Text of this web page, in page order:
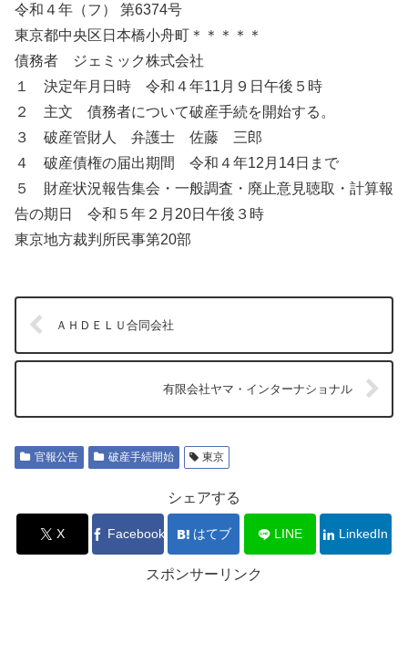
令和４年（フ） 第6374号
東京都中央区日本橋小舟町＊＊＊＊＊
債務者 ジェミック株式会社
１ 決定年月日時 令和４年11月９日午後５時
２ 主文 債務者について破産手続を開始する。
３ 破産管財人 弁護士 佐藤 三郎
４ 破産債権の届出期間 令和４年12月14日まで
５ 財産状況報告集会・一般調査・廃止意見聴取・計算報
告の期日 令和５年２月20日午後３時
東京地方裁判所民事第20部
ＡＨＤＥＬＵ合同会社
有限会社ヤマ・インターナショナル
官報公告 破産手続開始 東京
シェアする
X Facebook はてブ LINE LinkedIn
スポンサーリンク